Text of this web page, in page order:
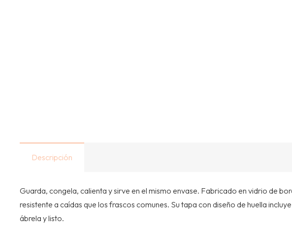
Descripción
Guarda, congela, calienta y sirve en el mismo envase. Fabricado en vidrio de
resistente a caídas que los frascos comunes. Su tapa con diseño de huella
ábrela y listo.